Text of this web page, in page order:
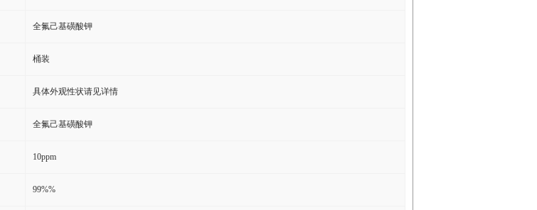
全氟己基磺酸钾
桶装
具体外观性状请见详情
全氟己基磺酸钾
10ppm
99%%